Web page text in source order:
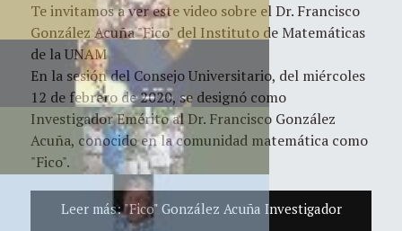
Te invitamos a ver este video sobre el Dr. Francisco
González Acuña "Fico" del Instituto de Matemáticas
de la UNAM
En la sesión del Consejo Universitario, del miércoles
12 de febrero de 2020, se designó como
Investigador Emérito al Dr. Francisco González
Acuña, conocido en la comunidad matemática como
"Fico".
Leer más: "Fico" González Acuña Investigador